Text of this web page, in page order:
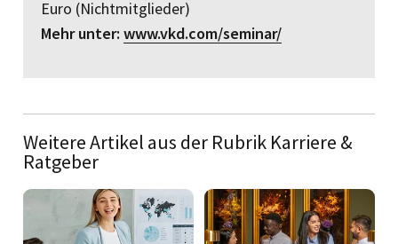
Euro (Nichtmitglieder)
Mehr unter: www.vkd.com/seminar/
Weitere Artikel aus der Rubrik Karriere &
Ratgeber